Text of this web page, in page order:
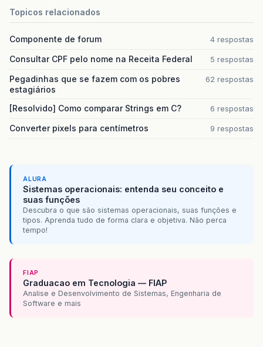
Topicos relacionados
Componente de forum 4 respostas
Consultar CPF pelo nome na Receita Federal 5 respostas
Pegadinhas que se fazem com os pobres
estagiários
62 respostas
[Resolvido] Como comparar Strings em C? 6 respostas
Converter pixels para centímetros 9 respostas
ALURA
Sistemas operacionais: entenda seu conceito e
suas funções
Descubra o que são sistemas operacionais, suas funções e
tipos. Aprenda tudo de forma clara e objetiva. Não perca
tempo!
FIAP
Graduacao em Tecnologia — FIAP
Analise e Desenvolvimento de Sistemas, Engenharia de
Software e mais